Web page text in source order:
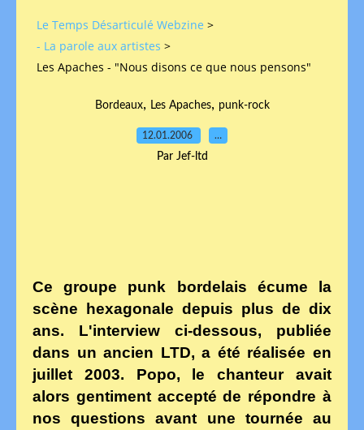
Le Temps Désarticulé Webzine >
- La parole aux artistes >
Les Apaches - "Nous disons ce que nous pensons"
Bordeaux, Les Apaches, punk-rock
12.01.2006 …
Par Jef-ltd
Ce groupe punk bordelais écume la
scène hexagonale depuis plus de dix
ans. L'interview ci-dessous, publiée
dans un ancien LTD, a été réalisée en
juillet 2003. Popo, le chanteur avait
alors gentiment accepté de répondre à
nos questions avant une tournée au